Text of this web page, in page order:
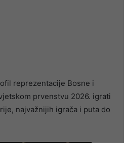
reprezentacije Bosne i
prvenstvu 2026. igrati
najvažnijih igrača i puta do